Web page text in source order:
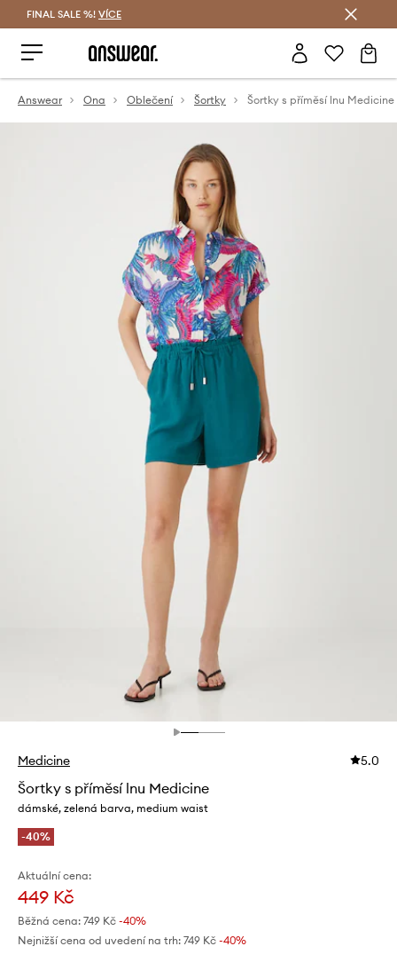
FINAL SALE %! VÍCE
Answear Ona Oblečení Šortky Šortky s příměsí lnu Medicine
Medicine 5.0
Šortky s příměsí lnu Medicine
dámské, zelená barva, medium waist
-40%
Aktuální cena:
449 Kč
Běžná cena: 749 Kč -40%
Nejnižší cena od uvedení na trh: 749 Kč -40%